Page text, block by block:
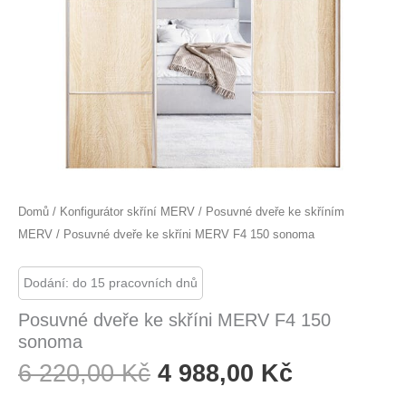
Domů / Konfigurátor skříní MERV / Posuvné dveře ke skříním
MERV / Posuvné dveře ke skříni MERV F4 150 sonoma
Dodání: do 15 pracovních dnů
Posuvné dveře ke skříni MERV F4 150
sonoma
6 220,00Kč Původní
4 988,00 Kč